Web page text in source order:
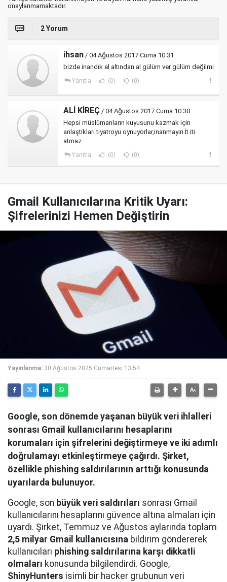
onaylanmamaktadır.
2 Yorum
ihsan / 04 Ağustos 2017 Cuma 10:31
bizde inandık el altından al gülüm ver gülüm değilmi
Yanıtla (0) (0)
ALİ KİREÇ / 04 Ağustos 2017 Cuma 10:30
Hepsi müslümanların kuyusunu kazmak için
anlaştıkları tiyatroyu oynuyorlar,inanmayın.İt iti
atmaz
Yanıtla (0) (0)
Gmail Kullanıcılarına Kritik Uyarı:
Şifrelerinizi Hemen Değiştirin
Yayınlanma: 30 Ağustos 2025 Cumartesi 13:54
Google, son dönemde yaşanan büyük veri ihlalleri
sonrası Gmail kullanıcılarını hesaplarını
korumaları için şifrelerini değiştirmeye ve iki adımlı
doğrulamayı etkinleştirmeye çağırdı. Şirket,
özellikle phishing saldırılarının arttığı konusunda
uyarılarda bulunuyor.
Google, son büyük veri saldırıları sonrası Gmail
kullanıcılarını hesaplarını güvence altına almaları için
uyardı. Şirket, Temmuz ve Ağustos aylarında toplam
2,5 milyar Gmail kullanıcısına bildirim göndererek
kullanıcıları phishing saldırılarına karşı dikkatli
olmaları konusunda bilgilendirdi. Google,
ShinyHunters isimli bir hacker grubunun veri